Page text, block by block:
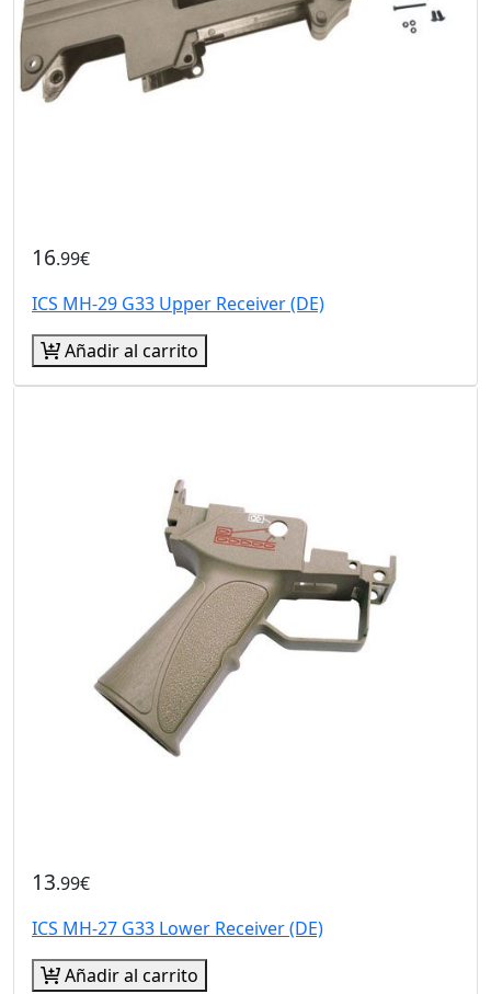
16.99€
ICS MH-29 G33 Upper Receiver (DE)
Añadir al carrito
13.99€
ICS MH-27 G33 Lower Receiver (DE)
Añadir al carrito